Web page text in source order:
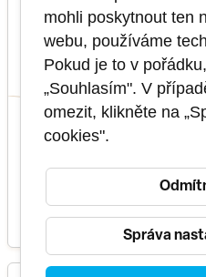
Tento kurz učí síťové
implementovat a udržovat
3 dny PU21010402
5 termínův těchto
21 600 Kč
mohli poskytnout ten
webu, používáme
Pokud je to v
„Souhlasím". V
omezit, klikněte na
cookies".
Správa